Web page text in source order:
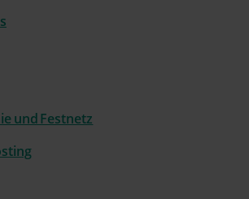
und Festnetz